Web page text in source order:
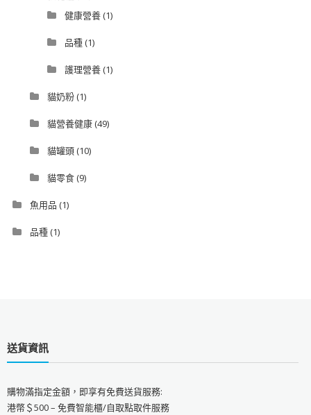
健康營養(1)
品種(1)
護理營養(1)
貓奶粉(1)
貓營養健康(49)
貓罐頭(10)
貓零食(9)
魚用品 (1)
品種(1)
送貨資訊
購物滿指定金額，即享有免費送貨服務:
港幣＄500 – 免費智能櫃/自取點取件服務